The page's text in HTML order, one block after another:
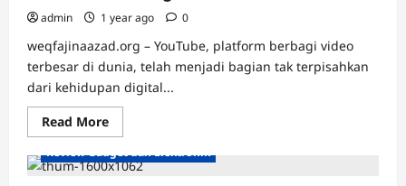
admin 1 year ago 0
weqfajinaazad.org – YouTube, platform berbagi video
terbesar di dunia, telah menjadi bagian tak terpisahkan
dari kehidupan digital...
Read MoreRead
more
YouTube,
Platform
Review Gadget dan Elektronik